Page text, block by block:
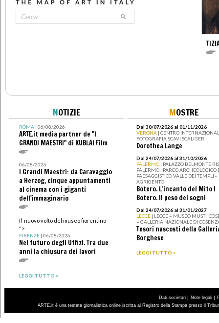
NOTIZIE
ROMA| 06/08/2026
ARTE.it media partner de "I
GRANDI MAESTRI" di KUBLAI Film
06/08/2026
I Grandi Maestri: da Caravaggio
a Herzog, cinque appuntamenti
al cinema con i giganti
dell'immaginario
Il nuovo volto del museo fiorentino
">
FIRENZE| 06/08/2026
Nel futuro degli Uffizi. Tra due
anni la chiusura dei lavori
LEGGI TUTTO >
MOSTRE
Dal 30/07/2026 al 01/11/2026
VERONA | CENTRO
FOTOGRAFIA SCAVI SCALIGERI
Dorothea Lange
Dal 24/07/2026 al 31/10/2026
PALERMO | PALAZZO BELMONTE
PALERMO I PARCO ARCHEOLOGICO
PAESAGGISTICO VALLE DEI TEMPLI -
AGRIGENTO
Botero. L’incanto del Mito I
Botero. Il peso dei sogni
Dal 24/07/2026 al 31/01/2027
LECCE | LECCE – MUSEO MUST I
– GALLERIA NAZIONALE DI
Tesori nascosti della
Borghese
LEGGI TUTTO >
Dati societari | Note legali |
ARTE.it è una testata giornalistica online iscritta al Registro della Stampa presso il